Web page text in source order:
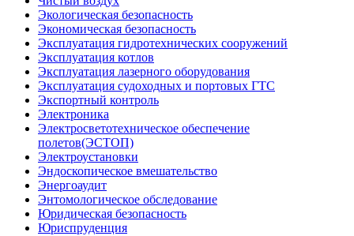
Экологическая безопасность
Экономическая безопасность
Эксплуатация гидротехнических сооружений
Эксплуатация котлов
Эксплуатация лазерного оборудования
Эксплуатация судоходных и портовых ГТС
Экспортный контроль
Электроника
Электросветотехническое обеспечение
полетов(ЭСТОП)
Электроустановки
Эндоскопическое вмешательство
Энергоаудит
Энтомологическое обследование
Юридическая безопасность
Юриспруденция